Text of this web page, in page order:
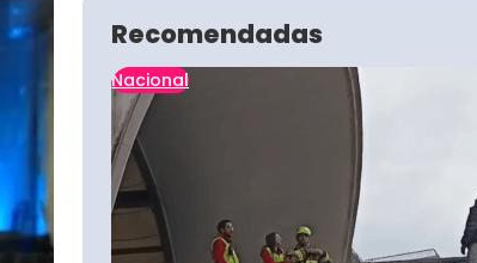
Recomendadas
Nacional